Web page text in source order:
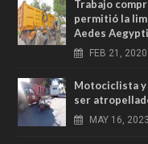
Trabajo
permitió la
Aedes
FEB 21, 2020
Motociclista
ser
MAY 16, 2023